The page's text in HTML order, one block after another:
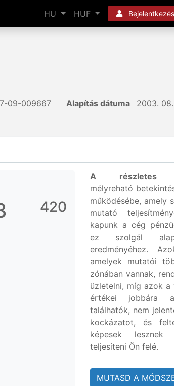
HU HUF Bejelentkezés
09-009667 Alapítás dátuma 2003.
420
A részletes
mélyreható
működésébe, amely
mutató
kapunk a cég
ez szolgál
eredményéhez.
amelyek mutatói
zónában vannak,
üzletelni, míg azok a
értékei jobbára
találhatók, nem
kockázatot, és
képesek lesznek
teljesíteni Ön felé.
MUTASD A